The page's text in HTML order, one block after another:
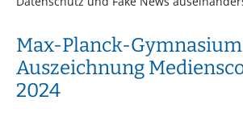
Max-Planck-
Auszeichnung
2024